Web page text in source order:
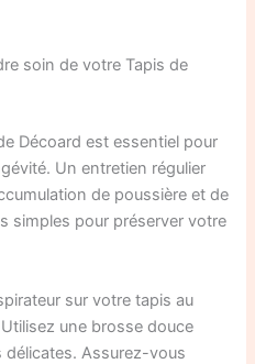
soin de votre Tapis de
Décoard est essentiel pour
Un entretien régulier
de poussière et de
simples pour préserver votre
sur votre tapis au
une brosse douce
délicates. Assurez-vous